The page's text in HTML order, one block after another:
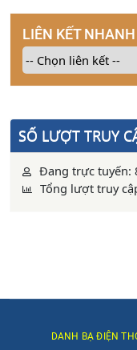
LIÊN KẾT NHANH
SỐ LƯỢT TRUY
Đang trực tuyến:
Tổng lượt truy
DANH BẠ ĐIỆN